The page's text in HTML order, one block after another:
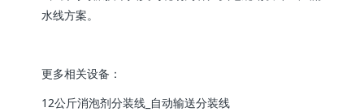
水线方案。
更多相关设备：
12公斤消泡剂分装线_自动输送分装线